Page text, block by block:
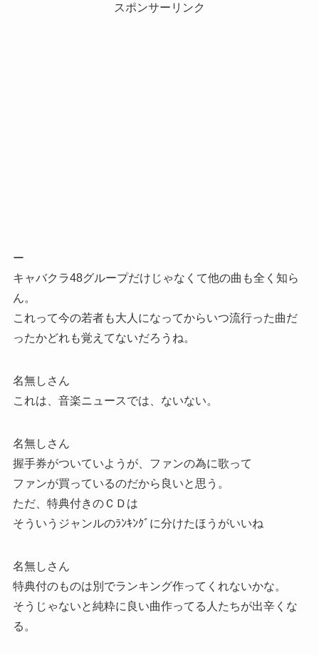
スポンサーリンク
ー
キャバクラ48グループだけじゃなくて他の曲も全く知ら
ん。
これって今の若者も大人になってからいつ流行った曲だ
ったかどれも覚えてないだろうね。
名無しさん
これは、音楽ニュースでは、ないない。
名無しさん
握手券がついていようが、ファンの為に歌って
ファンが買っているのだから良いと思う。
ただ、特典付きのＣＤは
そういうジャンルのﾗﾝｷﾝｸﾞに分けたほうがいいね
名無しさん
特典付のものは別でランキング作ってくれないかな。
そうじゃないと純粋に良い曲作ってる人たちが出辛くな
る。